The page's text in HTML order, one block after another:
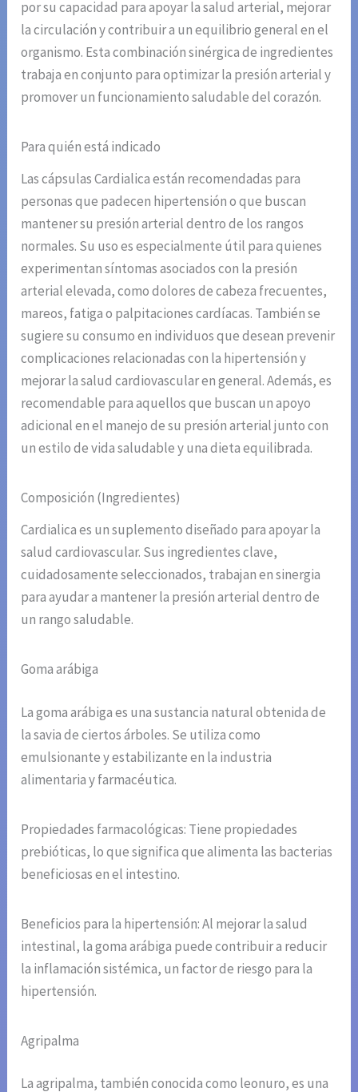
por su capacidad para apoyar la salud arterial, mejorar
la circulación y contribuir a un equilibrio general en el
organismo. Esta combinación sinérgica de ingredientes
trabaja en conjunto para optimizar la presión arterial y
promover un funcionamiento saludable del corazón.
Para quién está indicado
Las cápsulas Cardialica están recomendadas para
personas que padecen hipertensión o que buscan
mantener su presión arterial dentro de los rangos
normales. Su uso es especialmente útil para quienes
experimentan síntomas asociados con la presión
arterial elevada, como dolores de cabeza frecuentes,
mareos, fatiga o palpitaciones cardíacas. También se
sugiere su consumo en individuos que desean prevenir
complicaciones relacionadas con la hipertensión y
mejorar la salud cardiovascular en general. Además, es
recomendable para aquellos que buscan un apoyo
adicional en el manejo de su presión arterial junto con
un estilo de vida saludable y una dieta equilibrada.
Composición (Ingredientes)
Cardialica es un suplemento diseñado para apoyar la
salud cardiovascular. Sus ingredientes clave,
cuidadosamente seleccionados, trabajan en sinergia
para ayudar a mantener la presión arterial dentro de
un rango saludable.
Goma arábiga
La goma arábiga es una sustancia natural obtenida de
la savia de ciertos árboles. Se utiliza como
emulsionante y estabilizante en la industria
alimentaria y farmacéutica.
Propiedades farmacológicas: Tiene propiedades
prebióticas, lo que significa que alimenta las bacterias
beneficiosas en el intestino.
Beneficios para la hipertensión: Al mejorar la salud
intestinal, la goma arábiga puede contribuir a reducir
la inflamación sistémica, un factor de riesgo para la
hipertensión.
Agripalma
La agripalma, también conocida como leonuro, es una